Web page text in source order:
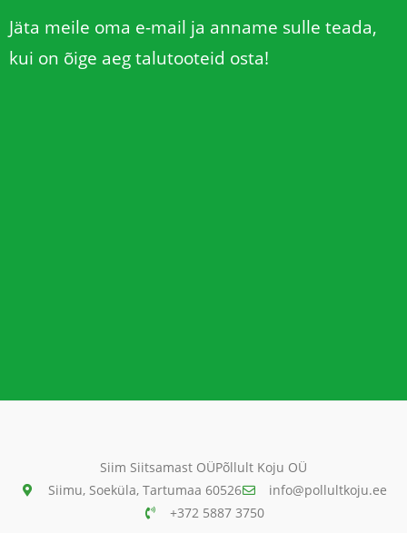
Jäta meile oma e-mail ja anname sulle teada,
kui on õige aeg talutooteid osta!
Siim Siitsamast OÜPõllult Koju OÜ
Siimu, Soeküla, Tartumaa 60526
info@pollultkoju.ee
+372 5887 3750